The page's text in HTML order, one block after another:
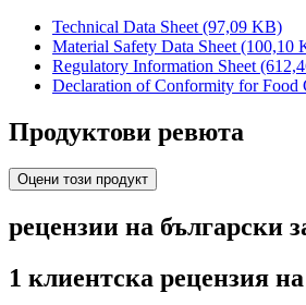
Technical Data Sheet (97,09 KB)
Material Safety Data Sheet (100,10
Regulatory Information Sheet
Declaration of Conformity for Food
Продуктови ревюта
Оцени този продукт
рецензии на български
1 клиентска рецензия